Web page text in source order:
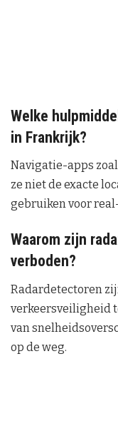
Welke
in Frankrijk?
Navigatie-apps
ze niet de exacte
gebruiken voor
Waarom zijn
verboden?
Radardetectoren
verkeersveiligheid
van
op de weg.